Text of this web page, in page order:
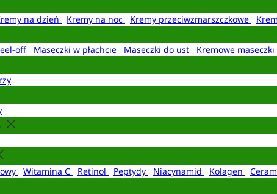
na dzień Kremy na noc Kremy przeciwzmarszczkowe
off Maseczki w płachcie Maseczki do ust
Kremowe
Witamina C Retinol Peptydy Niacynamid Kolagen